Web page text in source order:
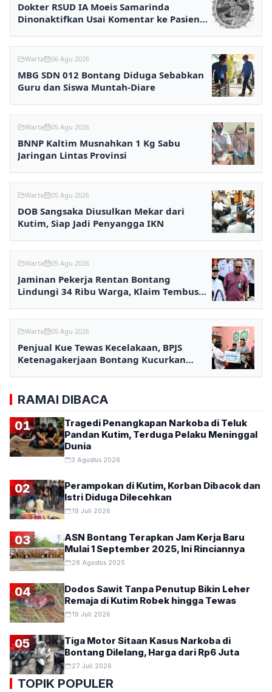
Dokter RSUD IA Moeis Samarinda
Dinonaktifkan Usai Komentar ke Pasien
Warta 06 Agu 2026
MBG SDN 012 Bontang Diduga Sebabkan
Guru dan Siswa Muntah-Diare
Warta 05 Agu 2026
BNNP Kaltim Musnahkan 1 Kg Sabu
Jaringan Lintas Provinsi
Warta 05 Agu 2026
DOB Sangsaka Diusulkan Mekar dari
Kutim, Siap Jadi Penyangga IKN
Warta 05 Agu 2026
Jaminan Pekerja Rentan Bontang
Lindungi 34 Ribu Warga, Klaim Tembus
Warta 05 Agu 2026
Penjual Kue Tewas Kecelakaan, BPJS
Ketenagakerjaan Bontang Kucurkan
RAMAI DIBACA
01
Tragedi Penangkapan Narkoba di Teluk
Pandan Kutim, Terduga Pelaku Meninggal
Dunia
3 Agustus 2026
02
Perampokan di Kutim, Korban Dibacok dan
Istri Diduga Dilecehkan
19 Juli 2026
03
ASN Bontang Terapkan Jam Kerja Baru
Mulai 1 September 2025, Ini Rinciannya
28 Agustus 2025
04
Dodos Sawit Tanpa Penutup Bikin Leher
Remaja di Kutim Robek hingga Tewas
19 Juli 2026
05
Tiga Motor Sitaan Kasus Narkoba di
Bontang Dilelang, Harga dari Rp6 Juta
27 Juli 2026
TOPIK POPULER